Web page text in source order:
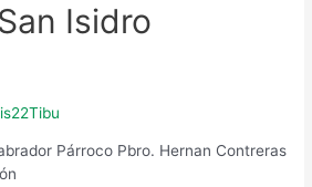
Isidro
Párroco Pbro. Hernan Contreras